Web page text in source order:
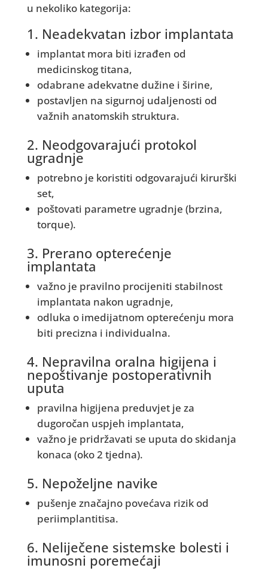
u nekoliko kategorija:
1. Neadekvatan izbor implantata
implantat mora biti izrađen od
medicinskog titana,
odabrane adekvatne dužine i širine,
postavljen na sigurnoj udaljenosti od
važnih anatomskih struktura.
2. Neodgovarajući protokol
ugradnje
potrebno je koristiti odgovarajući kirurški
set,
poštovati parametre ugradnje (brzina,
torque).
3. Prerano opterećenje
implantata
važno je pravilno procijeniti stabilnost
implantata nakon ugradnje,
odluka o imedijatnom opterećenju mora
biti precizna i individualna.
4. Nepravilna oralna higijena i
nepoštivanje postoperativnih
uputa
pravilna higijena preduvjet je za
dugoročan uspjeh implantata,
važno je pridržavati se uputa do skidanja
konaca (oko 2 tjedna).
5. Nepoželjne navike
pušenje značajno povećava rizik od
periimplantitisa.
6. Neliječene sistemske bolesti i
imunosni poremećaji